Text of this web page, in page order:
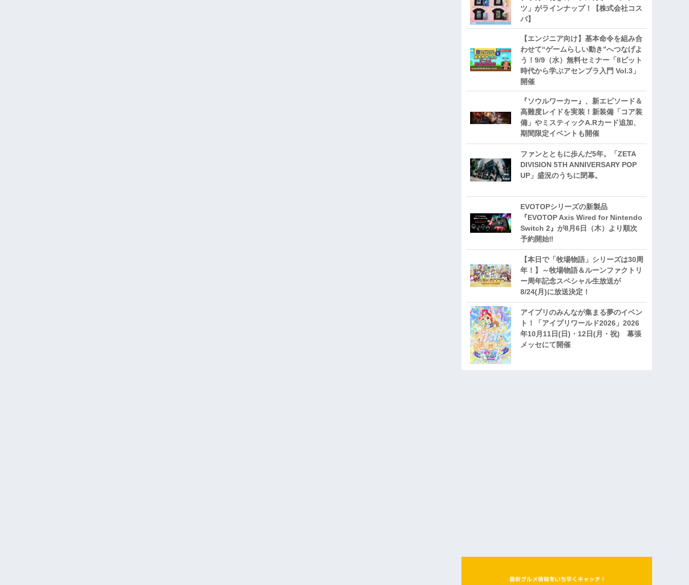
ツ」がラインナップ！【株式会社コス
パ】
【エンジニア向け】基本命令を組み合
わせて“ゲームらしい動き”へつなげよ
う！9/9（水）無料セミナー「8ビット
時代から学ぶアセンブラ入門 Vol.3」
開催
『ソウルワーカー』、新エピソード＆
高難度レイドを実装！新装備「コア装
備」やミスティックA.Rカード追加、
期間限定イベントも開催
ファンとともに歩んだ5年。「ZETA
DIVISION 5TH ANNIVERSARY POP
UP」盛況のうちに閉幕。
EVOTOPシリーズの新製品
『EVOTOP Axis Wired for Nintendo
Switch 2』が8月6日（木）より順次
予約開始‼
【本日で「牧場物語」シリーズは30周
年！】～牧場物語＆ルーンファクトリ
ー周年記念スペシャル生放送が
8/24(月)に放送決定！
アイプリのみんなが集まる夢のイベン
ト！「アイプリワールド2026」2026
年10月11日(日)・12日(月・祝) 幕張
メッセにて開催